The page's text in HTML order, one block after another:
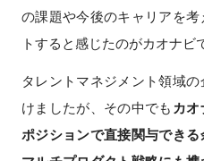
の課題や今後のキャリアを
トすると感じたのがカオナビ
タレントマネジメント領域
けましたが、その中でもカ
ポジションで直接関与でき